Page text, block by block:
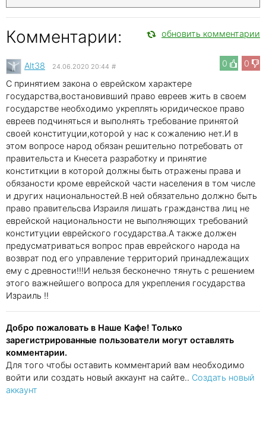
Комментарии: обновить комментарии
0 0
Alt38 24.06.2020 20:44 #
С принятием закона о еврейском характере
государства,востановивший право евреев жить в своем
государстве необходимо укреплять юридическое право
евреев подчиняться и выполнять требование принятой
своей конституции,которой у нас к сожалению нет.И в
этом вопросе народ обязан решительно потребовать от
правительста и Кнесета разработку и принятие
конститкции в которой должны быть отражены права и
обязаности кроме еврейской части населения в том числе
и других национальностей.В ней обязательно должно быть
право правительсва Израиля лишать гражданства лиц не
еврейской национальности не выполняющих требований
конституции еврейского государства.А также должен
предусматриваться вопрос прав еврейского народа на
возврат под его управление территорий принадлежащих
ему с древности!!!И нельзя бесконечно тянуть с решением
этого важнейшего вопроса для укрепления государства
Израиль !!
Добро пожаловать в Наше Кафе! Только
зарегистрированные пользователи могут оставлять
комментарии.
Для того чтобы оставить комментарий вам необходимо
войти или создать новый аккаунт на сайте.. Создать новый
аккаунт